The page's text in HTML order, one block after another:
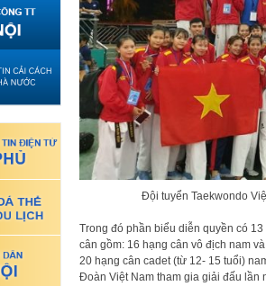
Đội tuyển Taekwondo
Trong đó phần biểu diễn quyền có
cân gồm: 16 hạng cân vô địch nam
20 hạng cân cadet (từ 12- 15 tuổi)
Đoàn Việt Nam tham gia giải đấu